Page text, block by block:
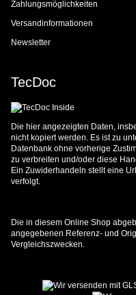
Zahlungsmöglichkeiten
Versandinformationen
Newsletter
TecDoc
Die hier angezeigten Daten,
nicht kopiert werden. Es ist zu
Datenbank ohne vorherige
zu verbreiten und/oder diese
Ein Zuwiderhandeln stellt eine
verfolgt.
Die in diesem Online Shop
angegebenen Referenz- und
Vergleichszwecken.